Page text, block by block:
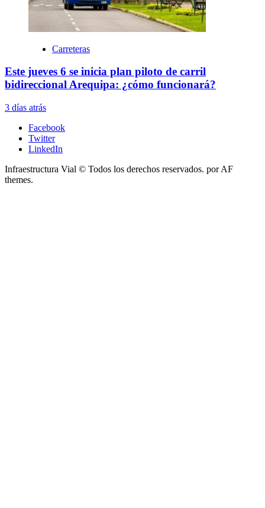
Carreteras
Este jueves 6 se inicia plan piloto de carril
bidireccional Arequipa: ¿cómo funcionará?
3 días atrás
Facebook
Twitter
LinkedIn
Infraestructura Vial © Todos los derechos reservados. por AF
themes.